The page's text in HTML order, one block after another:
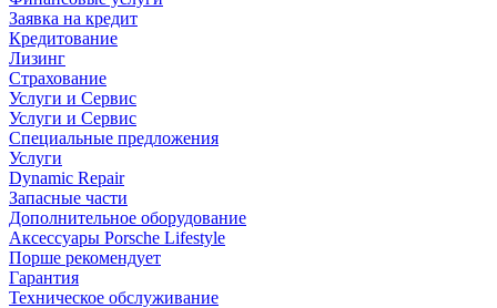
Заявка на кредит
Кредитование
Лизинг
Страхование
Услуги и Сервис
Услуги и Сервис
Специальные предложения
Услуги
Dynamic Repair
Запасные части
Дополнительное оборудование
Аксессуары Porsche Lifestyle
Порше рекомендует
Гарантия
Техническое обслуживание